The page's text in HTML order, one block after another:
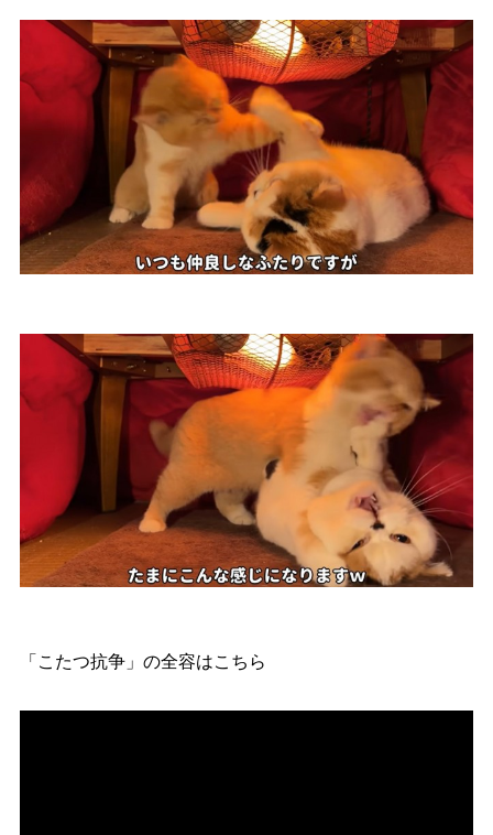
「こたつ抗争」の全容はこちら